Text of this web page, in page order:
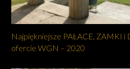
Najpiękniejsze PAŁACE, ZAMKI i
ofercie WGN – 2020